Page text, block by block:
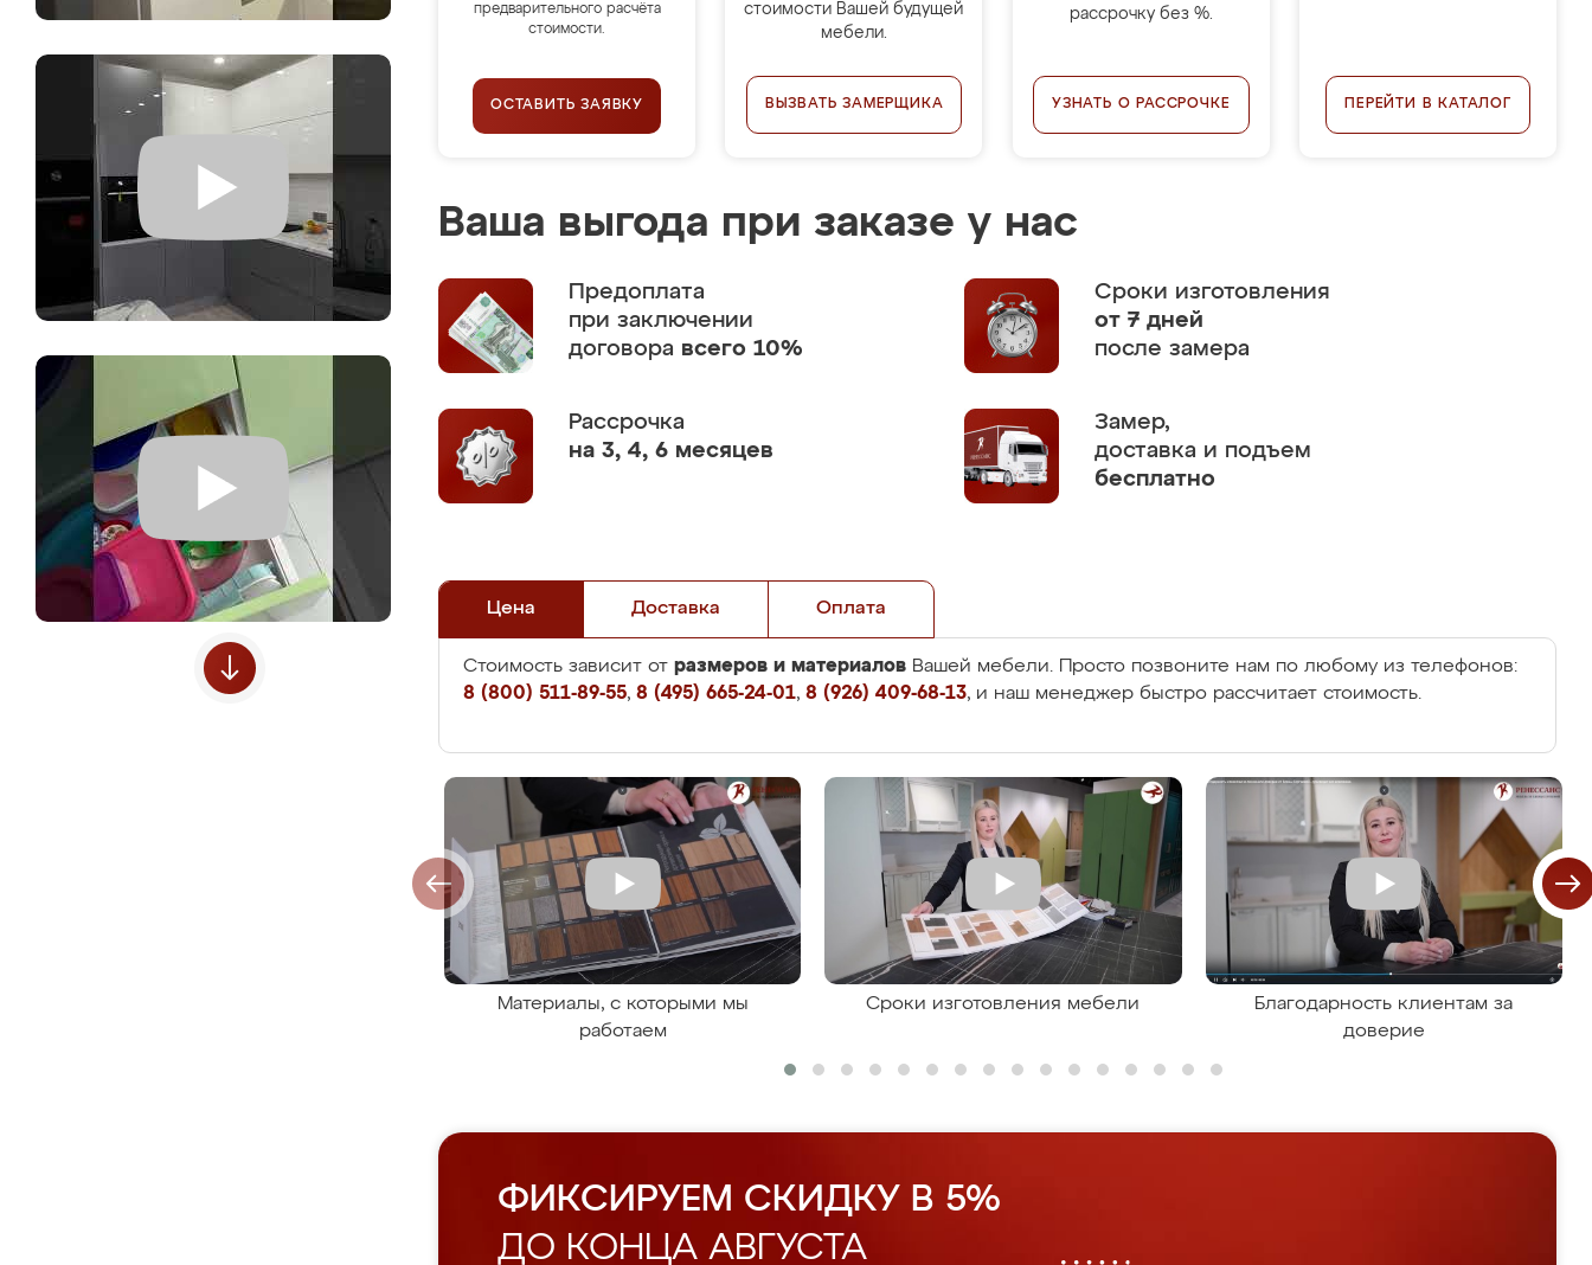
предварительного расчёта
стоимости.
ОСТАВИТЬ ЗАЯВКУ
стоимости Вашей будущей
мебели.
ВЫЗВАТЬ ЗАМЕРЩИКА
рассрочку без %.
УЗНАТЬ О РАССРОЧКЕ ПЕРЕЙТИ В КАТАЛОГ
Ваша выгода при заказе у нас
Предоплата
при заключении
договора всего 10%
Сроки изготовления
от 7 дней
после замера
Рассрочка
на 3, 4, 6 месяцев
Замер,
доставка и подъем
бесплатно
Цена Доставка Оплата
Стоимость зависит от размеров и материалов Вашей мебели. Просто позвоните нам по любому из телефонов:
8 (800) 511-89-55, 8 (495) 665-24-01, 8 (926) 409-68-13, и наш менеджер быстро рассчитает стоимость.
Материалы, с которыми мы
работаем
Сроки изготовления мебели
Благодарность клиентам за
доверие
ФИКСИРУЕМ СКИДКУ В 5%
ДО КОНЦА АВГУСТА